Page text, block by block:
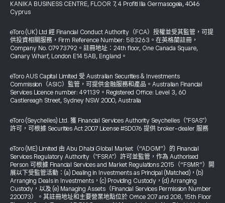
KANIKA BUSINESS CENTRE, FLOOR 7, 4 Profiti Ilia Germasogeia, 4046
Cyprus
eToro (UK) Ltd 經 Financial Conduct Authority（FCA）授權並受其監管，可提
供投資相關服務，Firm Reference Number: 583263。在英格蘭註冊，
Company No. 07973792。註冊地址：24th floor, One Canada Square,
Canary Wharf, London E14 5AB, England。
eToro AUS Capital Limited 受 Australian Securities & Investments
Commission（ASIC）監管，可提供金融服務和產品。Australian Financial
Services Licence number: 491139。Registered Office: Level 3, 60
Castlereagh Street, Sydney NSW 2000, Australia
eToro (Seychelles) Ltd. 獲 Financial Services Authority Seychelles（"FSAS"）
許可，可根據 Securities Act 2007 License #SD076 提供 broker-dealer 服務
eToro (ME) Limited 由 Abu Dhabi Global Market（“ADGM”）的 Financial
Services Regulatory Authority（"FSRA"）許可並監管，作為 Authorised
Person 可根據 Financial Services and Market Regulations 2015（“FSMR”）開
展以下受監管活動：(a) Dealing in Investments as Principal (Matched)，(b)
Arranging Deals in Investments，(c) Providing Custody，(d) Arranging
Custody，以及 (e) Managing Assets（Financial Services Permission Number
220073）。其註冊地址和主要營業地點位於 Office 207 and 208, 15th Floor